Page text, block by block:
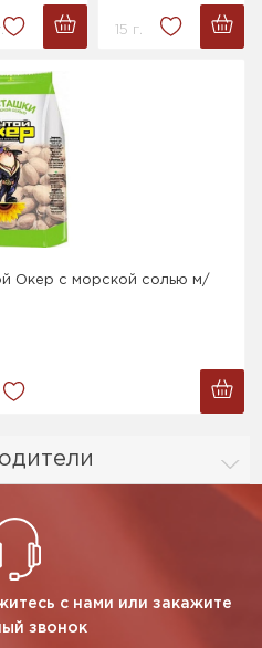
15 г.
Окер с морской солью м/
с нами или закажите
звонок